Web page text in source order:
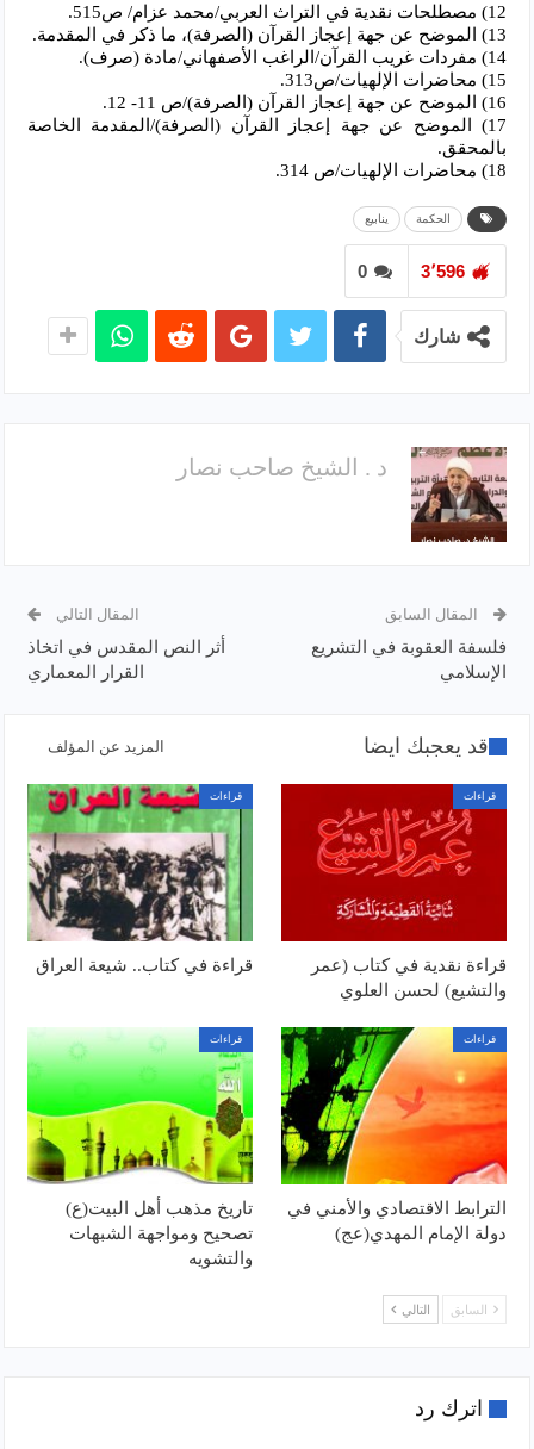
12) مصطلحات نقدية في التراث العربي/محمد عزام/ ص515.
13) الموضح عن جهة إعجاز القرآن (الصرفة)، ما ذكر في المقدمة.
14) مفردات غريب القرآن/الراغب الأصفهاني/مادة (صرف).
15) محاضرات الإلهيات/ص313.
16) الموضح عن جهة إعجاز القرآن (الصرفة)/ص 11- 12.
17) الموضح عن جهة إعجاز القرآن (الصرفة)/المقدمة الخاصة
بالمحقق.
18) محاضرات الإلهيات/ص 314.
الحكمة ينابيع
0 3٬596
شارك
د . الشيخ صاحب نصار
المقال السابق
فلسفة العقوبة في التشريع
الإسلامي
المقال التالي
أثر النص المقدس في اتخاذ
القرار المعماري
قد يعجبك ايضا المزيد عن المؤلف
قراءات
قراءة نقدية في كتاب (عمر
والتشيع) لحسن العلوي
قراءات
قراءة في كتاب.. شيعة العراق
قراءات
الترابط الاقتصادي والأمني في
دولة الإمام المهدي(عج)
قراءات
تاريخ مذهب أهل البيت(ع)
تصحيح ومواجهة الشبهات
والتشويه
السابق التالي
اترك رد